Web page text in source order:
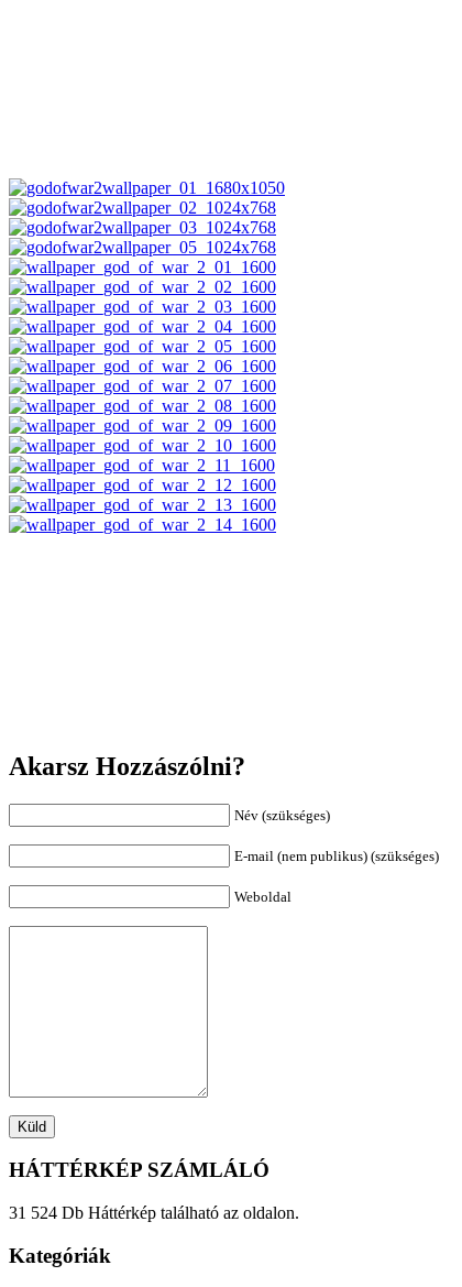
Akarsz Hozzászólni?
Név (szükséges)
E-mail (nem publikus) (szükséges)
Weboldal
HÁTTÉRKÉP SZÁMLÁLÓ
31 524 Db Háttérkép található az oldalon.
Kategóriák